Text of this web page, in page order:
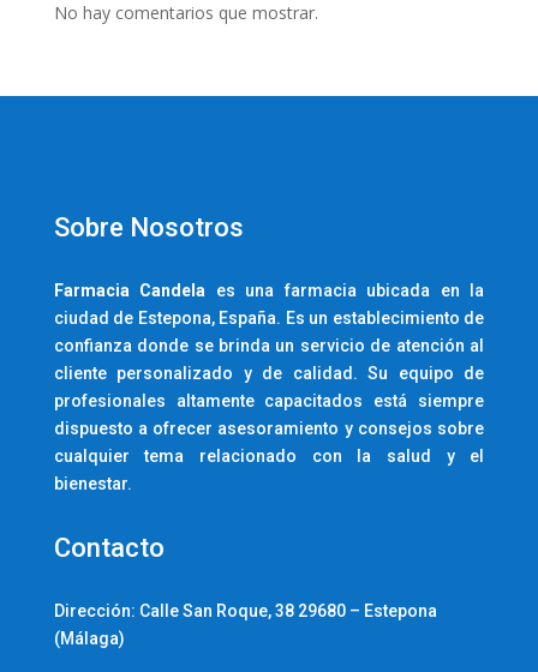
No hay comentarios que mostrar.
Sobre Nosotros
Farmacia Candela es una farmacia ubicada en la
ciudad de Estepona, España. Es un establecimiento de
confianza donde se brinda un servicio de atención al
cliente personalizado y de calidad. Su equipo de
profesionales altamente capacitados está siempre
dispuesto a ofrecer asesoramiento y consejos sobre
cualquier tema relacionado con la salud y el
bienestar.
Contacto
Dirección: Calle San Roque, 38 29680 – Estepona
(Málaga)